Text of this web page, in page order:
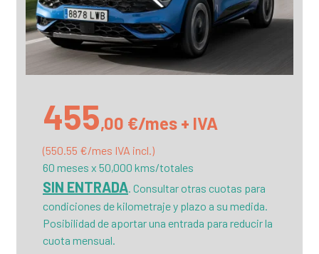
455,00 €/mes + IVA
(550.55 €/mes IVA incl.)
60 meses x 50,000 kms/totales
SIN ENTRADA . Consultar otras cuotas para
condiciones de kilometraje y plazo a su medida.
Posibilidad de aportar una entrada para reducir la
cuota mensual.